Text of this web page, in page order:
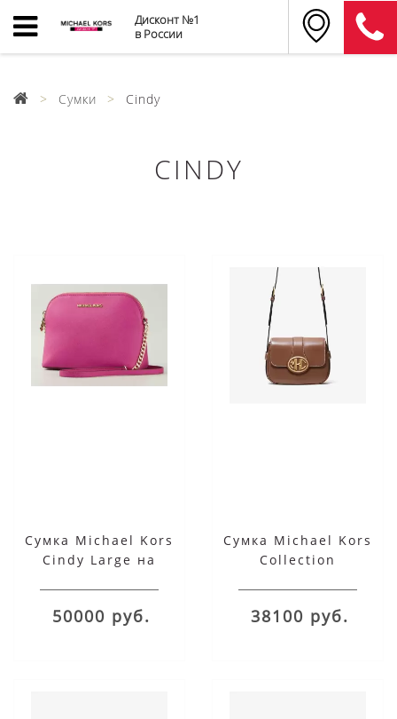
Дисконт №1
в России
Сумки Cindy
CINDY
Сумка Michael Kors
Cindy Large на
50000 руб.
Сумка Michael Kors
Collection
38100 руб.